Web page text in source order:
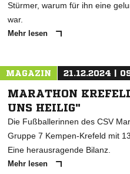
Stürmer, warum für ihn eine
war.
Mehr lesen
MAGAZIN 21.12.2024 |
MARATHON
UNS HEILIG"
Die Fußballerinnen des CSV
Gruppe 7 Kempen-Krefeld mit
Eine herausragende Bilanz.
Mehr lesen